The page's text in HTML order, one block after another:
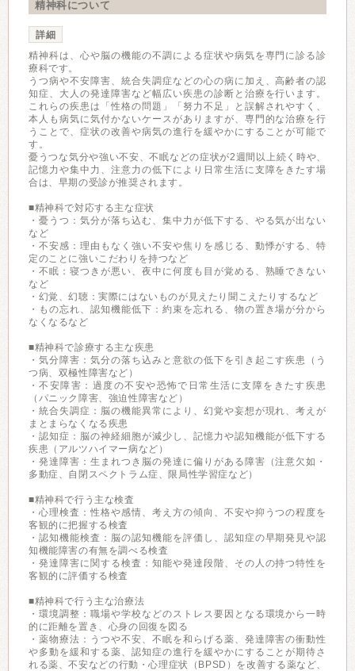
精神科について
詳細
精神科は、心や脳の機能の不調による症状や病気を専門に診る診
療科です。
うつ病や不安障害、統合失調症などの心の病に加え、高齢者の認
知症、大人の発達障害など幅広い疾患の診断と治療を行います。
これらの疾患は「性格の問題」「努力不足」と誤解されやすく、
本人も病気に気付かないケースがありますが、専門的な治療を行
うことで、症状の改善や病気の進行を緩やかにすることが可能で
す。
憂うつな気分や強い不安、不眠などの症状が2週間以上続く時や、
記憶力や集中力、注意力の低下により日常生活に支障をきたす場
合は、早期の受診が推奨されます。
■精神科で対応する主な症状
・憂うつ：気分が落ち込む、集中力が低下する、やる気が出ない
など
・不安感：理由もなく強い不安や焦りを感じる、動悸がする、特
定のことに強いこだわりを持つなど
・不眠：寝つきが悪い、夜中に何度も目が覚める、熟睡できない
など
・幻覚、幻聴：実際にはないものが見えたり聞こえたりするなど
・もの忘れ、認知機能低下：約束を忘れる、物の置き場が分から
なくなるなど
■精神科で診療する主な疾患
・気分障害：気分の落ち込みと意欲の低下を引き起こす疾患（う
つ病、双極性障害など）
・不安障害：過度の不安や恐怖で日常生活に支障をきたす疾患
（パニック障害、強迫性障害など）
・統合失調症：脳の機能異常により、幻覚や妄想が現れ、考えが
まとまらなくなる疾患
・認知症：脳の神経細胞が減少し、記憶力や認知機能が低下する
疾患（アルツハイマー病など）
・発達障害：生まれつき脳の発達に偏りがある障害（注意欠如・
多動症、自閉スペクトラム症、限局性学習症など）
■精神科で行う主な検査
・心理検査：性格や感情、考え方の傾向、不安や抑うつの程度を
客観的に把握する検査
・認知機能検査：脳の認知機能を評価し、認知症の早期発見や認
知機能障害の有無を調べる検査
・発達障害に関する検査：知能や発達段階、その人の持つ特性を
客観的に評価する検査
■精神科で行う主な治療法
・環境調整：職場や学校などのストレス要因となる環境から一時
的に距離を置き、心身の回復を図る
・薬物療法：うつや不安、不眠を和らげる薬、発達障害の衝動性
や多動を緩和する薬、認知症の進行を緩やかにすることが期待さ
れる薬、不安などの行動・心理症状（BPSD）を改善する薬など、